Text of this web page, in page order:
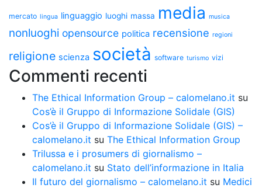
mercato lingua linguaggio luoghi massa media musica
nonluoghi opensource politica recensione regioni
religione scienza società software turismo vizi
Commenti recenti
The Ethical Information Group – calomelano.it su
Cos’è il Gruppo di Informazione Solidale (GIS)
Cos’è il Gruppo di Informazione Solidale (GIS) –
calomelano.it su The Ethical Information Group
Trilussa e i prosumers di giornalismo –
calomelano.it su Stato dell’informazione in Italia
Il futuro del giornalismo – calomelano.it su Medici